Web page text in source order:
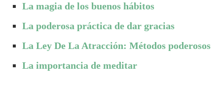
La magia de los buenos hábitos
La poderosa práctica de dar gracias
La Ley De La Atracción: Métodos poderosos
La importancia de meditar